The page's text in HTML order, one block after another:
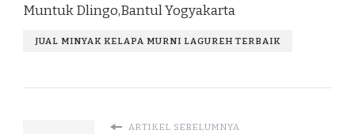
Muntuk Dlingo,Bantul Yogyakarta
JUAL MINYAK KELAPA MURNI LAGUREH TERBAIK
ARTIKEL SEBELUMNYA